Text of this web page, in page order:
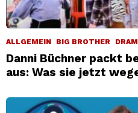
ALLGEMEIN BIG BROTHER
Danni Büchner packt
aus: Was sie jetzt